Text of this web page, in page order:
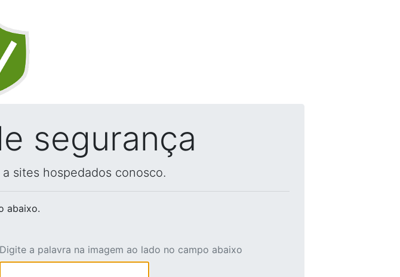
segurança
sites hospedados conosco.
abaixo.
Digite a palavra na imagem ao lado no campo abaixo